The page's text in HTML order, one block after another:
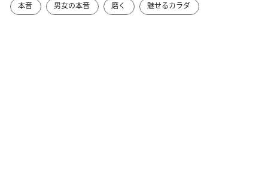
本音 男女の本音 磨く 魅せるカラダ